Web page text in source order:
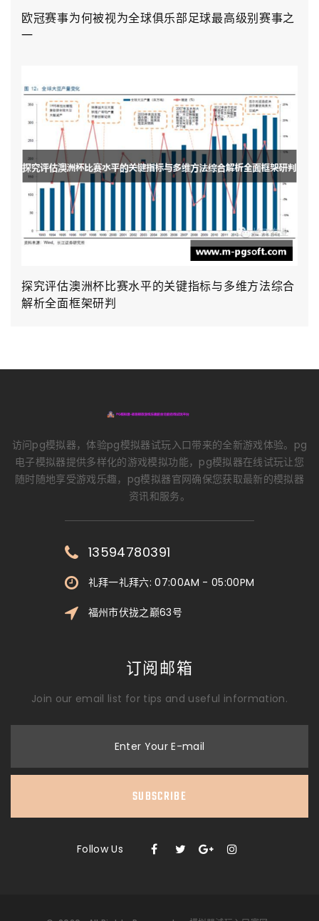
欧冠赛事为何被视为全球俱乐部足球最高级别赛事之
一
探究评估澳洲杯比赛水平的关键指标与多维方法综合
解析全面框架研判
访问pg模拟器，体验pg模拟器试玩入口带来的全新游戏体验。pg
电子模拟器提供多样化的游戏模拟功能，pg模拟器在线试玩让您
随时随地享受游戏乐趣，pg模拟器官网确保您获取最新的模拟器
资讯和服务。
13594780391
礼拜一礼拜六: 07:00AM - 05:00PM
福州市伏拢之巅63号
订阅邮箱
Join our email list for tips and useful information.
Enter Your E-mail
SUBSCRIBE
Follow Us